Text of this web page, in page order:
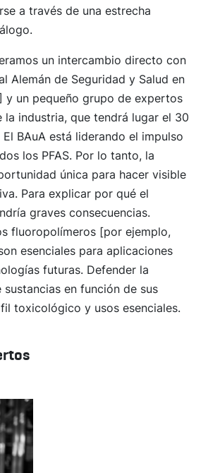
a través de una estrecha
un intercambio directo con
Alemán de Seguridad y Salud en
y un pequeño grupo de expertos
la industria, que tendrá lugar el 30
BAuA está liderando el impulso
los PFAS. Por lo tanto, la
única para hacer visible
Para explicar por qué el
graves consecuencias.
fluoropolímeros [por ejemplo,
esenciales para aplicaciones
futuras. Defender la
en función de sus
toxicológico y usos esenciales.